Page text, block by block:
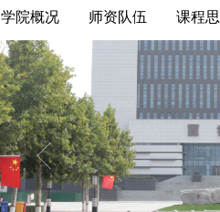
学院概况 师资队伍 课程